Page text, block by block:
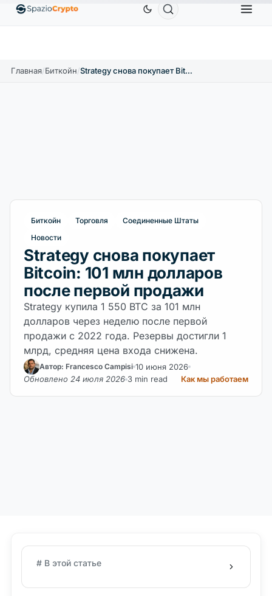
EthereumETH1 880,58 $ TetherUSDT BNB
Главная/Биткойн/ Strategy снова покупает Bitcoin: 101 млн долларов после первой продажи
Биткойн Торговля
Соединенные Штаты
Новости
Strategy снова покупает
Bitcoin: 101 млн долларов
после первой продажи
Strategy купила 1 550 BTC за 101 млн
долларов через неделю после первой
продажи с 2022 года. Резервы достигли 1
млрд, средняя цена входа снижена.
Автор: Francesco Campisi 10 июня 2026
Обновлено 24 июля 2026 3 min read Как мы работаем
# В этой статье